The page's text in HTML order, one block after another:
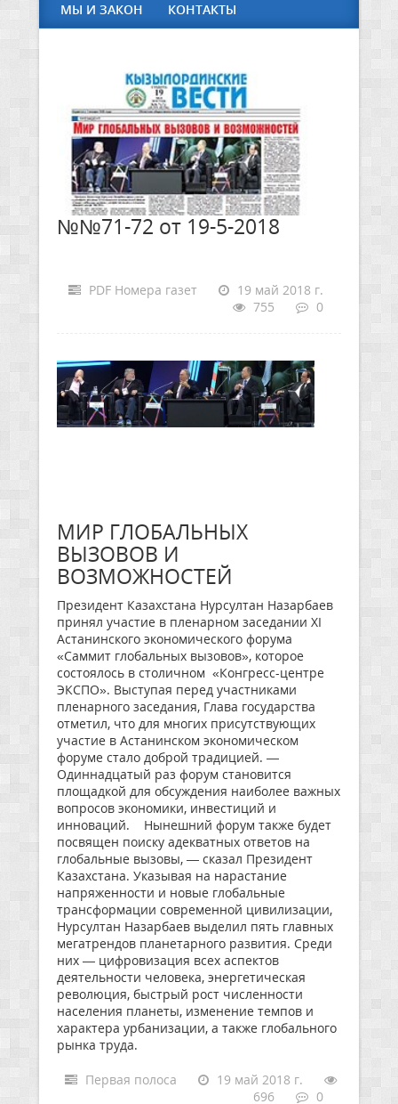
МЫ И ЗАКОН КОНТАКТЫ
№№71-72 от 19-5-2018
PDF Номера газет
19 май 2018 г.
755
0
МИР ГЛОБАЛЬНЫХ
ВЫЗОВОВ И
ВОЗМОЖНОСТЕЙ
Президент Казахстана Нурсултан Назарбаев
принял участие в пленарном заседании ХI
Астанинского экономического форума
«Саммит глобальных вызовов», которое
состоялось в столичном «Конгресс-центре
ЭКСПО». Выступая перед участниками
пленарного заседания, Глава государства
отметил, что для многих присутствующих
участие в Астанинском экономическом
форуме стало доброй традицией. —
Одиннадцатый раз форум становится
площадкой для обсуждения наиболее важных
вопросов экономики, инвестиций и
инноваций. Нынешний форум также будет
посвящен поиску адекватных ответов на
глобальные вызовы, — сказал Президент
Казахстана. Указывая на нарастание
напряженности и новые глобальные
трансформации современной цивилизации,
Нурсултан Назарбаев выделил пять главных
мегатрендов планетарного развития. Среди
них — цифровизация всех аспектов
деятельности человека, энергетическая
революция, быстрый рост численности
населения планеты, изменение темпов и
характера урбанизации, а также глобального
рынка труда.
Первая полоса
19 май 2018 г.
696
0